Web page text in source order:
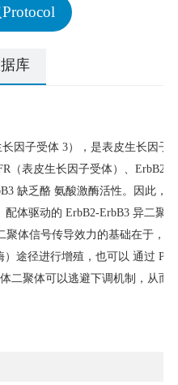
库
因子受体 3）， 是表皮生长因子
（表皮生长因子受体）、 ErbB2
缺乏酪氨酸激酶活性。因此，
配体驱动的 ErbB2-ErbB3 异二聚
体信号传导效力的基础在于，这
）途径进行增殖，也可以 通过 PI
二聚体可以逃避下调机制，从而